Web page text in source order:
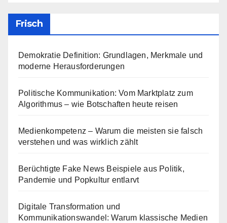
Frisch
Demokratie Definition: Grundlagen, Merkmale und
moderne Herausforderungen
Politische Kommunikation: Vom Marktplatz zum
Algorithmus – wie Botschaften heute reisen
Medienkompetenz – Warum die meisten sie falsch
verstehen und was wirklich zählt
Berüchtigte Fake News Beispiele aus Politik,
Pandemie und Popkultur entlarvt
Digitale Transformation und
Kommunikationswandel: Warum klassische Medien